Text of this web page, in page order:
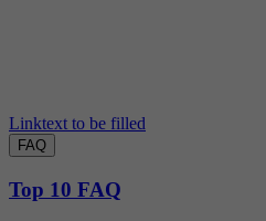
Linktext to be filled
FAQ
Top 10 FAQ